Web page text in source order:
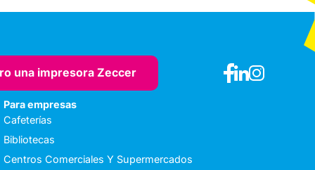
una impresora Zeccer
Para empresas
Cafeterías
Bibliotecas
Centros Comerciales Y Supermercados